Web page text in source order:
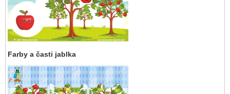
Farby a časti jablka